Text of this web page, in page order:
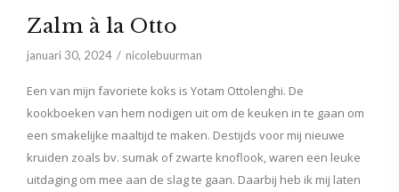
Zalm à la Otto
januari 30, 2024 nicolebuurman
Een van mijn favoriete koks is Yotam Ottolenghi. De
kookboeken van hem nodigen uit om de keuken in te gaan om
een smakelijke maaltijd te maken. Destijds voor mij nieuwe
kruiden zoals bv. sumak of zwarte knoflook, waren een leuke
uitdaging om mee aan de slag te gaan. Daarbij heb ik mij laten